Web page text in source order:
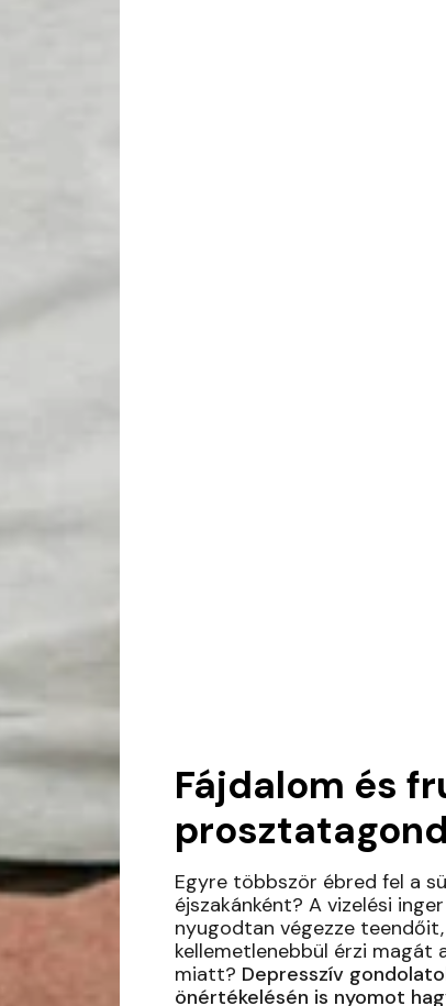
Fájdalom és
Egyre többször ébred fel a
éjszakánként? A vizelési
nyugodtan végezze
kellemetlenebbül érzi magát
miatt? Depresszív
önértékelésén is nyomot